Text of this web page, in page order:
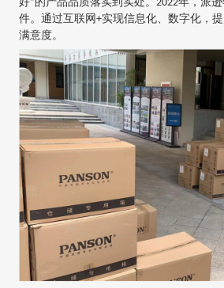
好”的产品品质落实到实处。2022年，派
件。通过互联网+实现信息化、数字化，
满意度。